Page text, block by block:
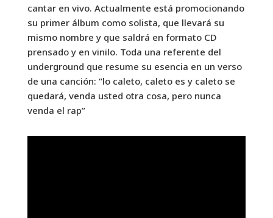
cantar en vivo. Actualmente está promocionando
su primer álbum como solista, que llevará su
mismo nombre y que saldrá en formato CD
prensado y en vinilo. Toda una referente del
underground que resume su esencia en un verso
de una canción: “lo caleto, caleto es y caleto se
quedará, venda usted otra cosa, pero nunca
venda el rap”